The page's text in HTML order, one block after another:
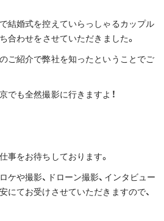
結婚式を控えていらっしゃるカップル
合わせをさせていただきました。
ご紹介で弊社を知ったということでご
でも全然撮影に行きますよ！
事をお待ちしております。
ケや撮影、ドローン撮影、インタビュー
にてお受けさせていただきますので、